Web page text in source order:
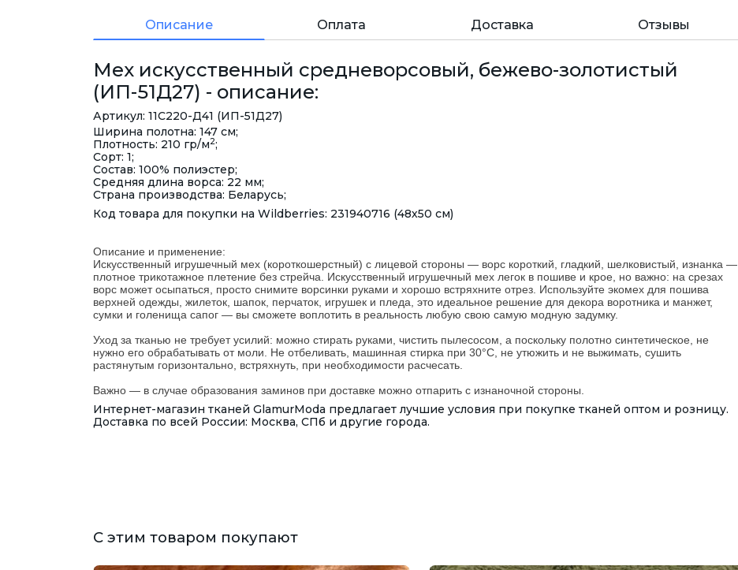
Описание Оплата Доставка Отзывы
Мех искусственный средневорсовый, бежево-золотистый
(ИП-51Д27) - описание:
Артикул: 11С220-Д41 (ИП-51Д27)
Ширина полотна: 147 см;
Плотность: 210 гр/м2;
Сорт: 1;
Состав: 100% полиэстер;
Средняя длина ворса: 22 мм;
Страна производства: Беларусь;
Код товара для покупки на Wildberries: 231940716 (48х50 см)
Описание и применение:
Искусственный игрушечный мех (короткошерстный) с лицевой стороны — ворс короткий, гладкий, шелковистый, изнанка —
плотное трикотажное плетение без стрейча. Искусственный игрушечный мех легок в пошиве и крое, но важно: на срезах
ворс может осыпаться, просто снимите ворсинки руками и хорошо встряхните отрез. Используйте экомех для пошива
верхней одежды, жилеток, шапок, перчаток, игрушек и пледа, это идеальное решение для декора воротника и манжет,
сумки и голенища сапог — вы сможете воплотить в реальность любую свою самую модную задумку.
Уход за тканью не требует усилий: можно стирать руками, чистить пылесосом, а поскольку полотно синтетическое, не
нужно его обрабатывать от моли. Не отбеливать, машинная стирка при 30°С, не утюжить и не выжимать, сушить
растянутым горизонтально, встряхнуть, при необходимости расчесать.
Важно — в случае образования заминов при доставке можно отпарить с изнаночной стороны.
Интернет-магазин тканей GlamurModa предлагает лучшие условия при покупке тканей оптом и розницу.
Доставка по всей России: Москва, СПб и другие города.
С этим товаром покупают